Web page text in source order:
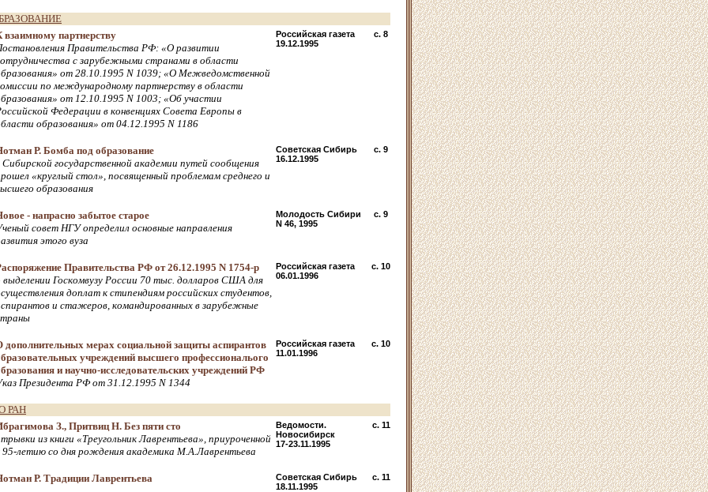
взаимному партнерству
Правительства РФ: «О развитии
с зарубежными странами в области
от 28.10.1995 N 1039; «О Межведомственной
по международному партнерству в области
от 12.10.1995 N 1003; «Об участии
Федерации в конвенциях Совета Европы в
образования» от 04.12.1995 N 1186
Российская газета
19.12.1995
c. 8
Р. Бомба под образование
Сибирской государственной академии путей сообщения
«круглый стол», посвященный проблемам среднего и
образования
Советская Сибирь
16.12.1995
c. 9
- напрасно забытое старое
совет НГУ определил основные направления
этого вуза
Молодость Сибири
N 46, 1995
c. 9
Правительства РФ от 26.12.1995 N 1754-р
выделении Госкомвузу России 70 тыс. долларов США для
доплат к стипендиям российских студентов,
и стажеров, командированных в зарубежные
Российская газета
06.01.1996
c. 10
дополнительных мерах социальной защиты аспирантов
учреждений высшего профессиональого
и научно-исследовательских учреждений РФ
Президента РФ от 31.12.1995 N 1344
Российская газета
11.01.1996
c. 10
РАН
З., Притвиц Н. Без пяти сто
из книги «Треугольник Лаврентьева», приуроченной
95-летию со дня рождения академика М.А.Лаврентьева
Ведомости.
Новосибирск
17-23.11.1995
c. 11
Р. Традиции Лаврентьева
Советская Сибирь
18.11.1995
c. 11